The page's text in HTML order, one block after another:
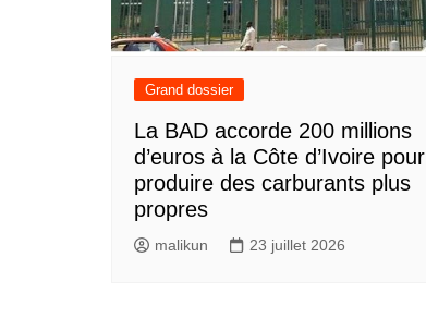
Grand dossier
La BAD accorde 200 millions
d’euros à la Côte d’Ivoire pour
produire des carburants plus
propres
malikun 23 juillet 2026